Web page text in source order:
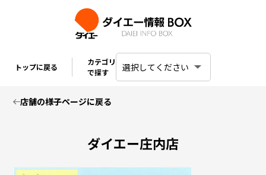
トップに戻る
カテゴリ
で探す
店舗の様子ページに戻る
ダイエー庄内店